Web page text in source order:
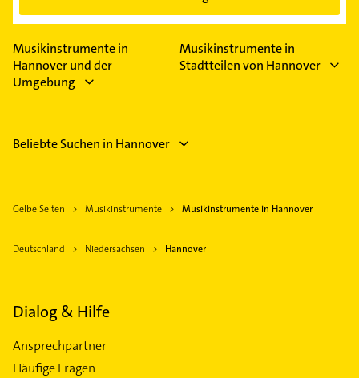
Musikinstrumente in
Hannover und der
Umgebung
Musikinstrumente in
Stadtteilen von Hannover
Beliebte Suchen in Hannover
Gelbe Seiten Musikinstrumente Musikinstrumente in Hannover
Deutschland Niedersachsen Hannover
Dialog & Hilfe
Ansprechpartner
Häufige Fragen